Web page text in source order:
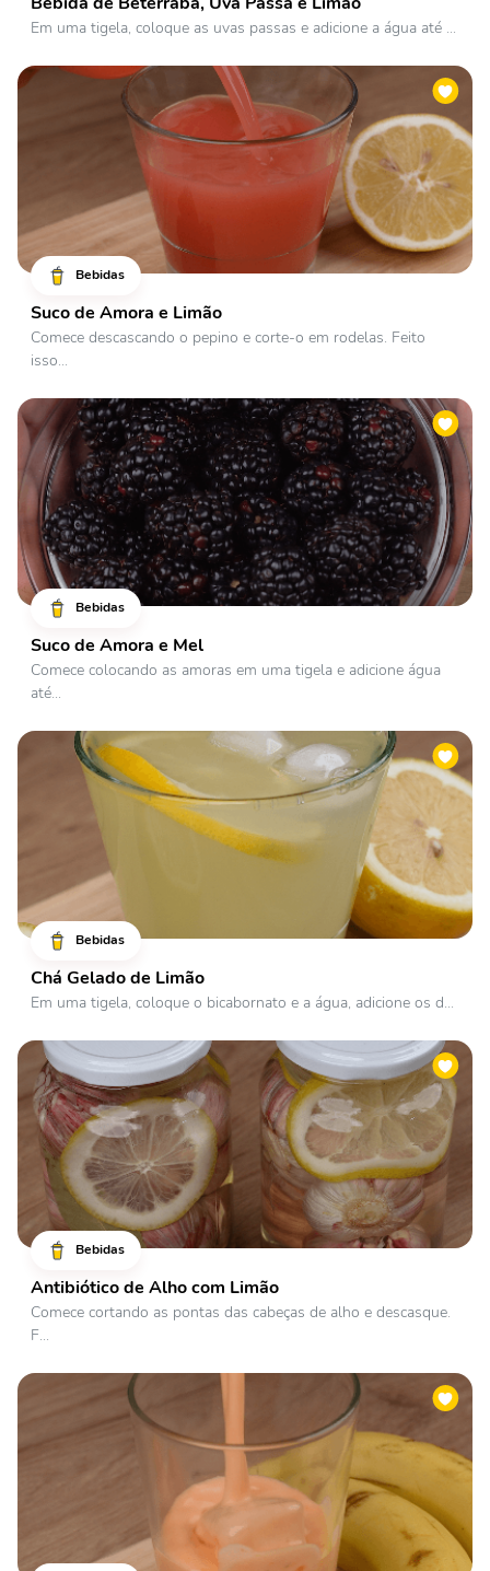
Em uma tigela, coloque as uvas passas e adicione a água até ...
Bebidas
Suco de Amora e Limão
Comece descascando o pepino e corte-o em rodelas. Feito
isso...
Bebidas
Suco de Amora e Mel
Comece colocando as amoras em uma tigela e adicione água
até...
Bebidas
Chá Gelado de Limão
Em uma tigela, coloque o bicabornato e a água, adicione os d...
Bebidas
Antibiótico de Alho com Limão
Comece cortando as pontas das cabeças de alho e descasque.
F...